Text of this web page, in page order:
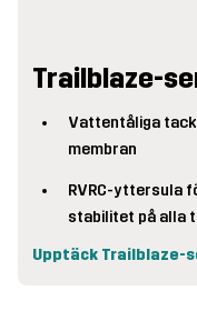
Trailblaze-
Vattentåliga
membran
RVRC-yttersula
stabilitet på alla
Upptäck Trailblaze-